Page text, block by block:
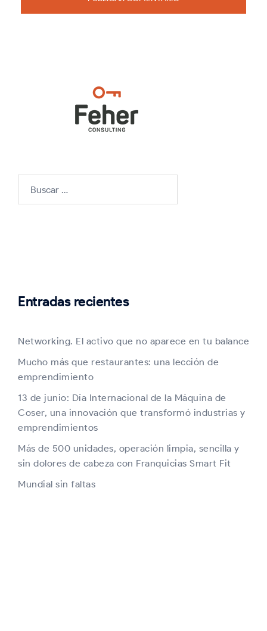
Entradas recientes
Networking. El activo que no aparece en tu balance
Mucho más que restaurantes: una lección de
emprendimiento
13 de junio: Día Internacional de la Máquina de
Coser, una innovación que transformó industrias y
emprendimientos
Más de 500 unidades, operación limpia, sencilla y
sin dolores de cabeza con Franquicias Smart Fit
Mundial sin faltas